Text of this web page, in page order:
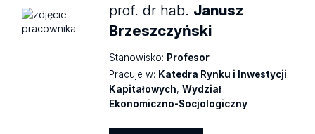
prof. dr hab. Janusz
Brzeszczyński
Stanowisko: Profesor
Pracuje w: Katedra Rynku i Inwestycji
Kapitałowych,Wydział
Ekonomiczno-Socjologiczny